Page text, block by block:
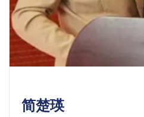
简楚瑛